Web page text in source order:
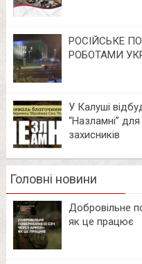
РОСІЙСЬКЕ
РОБОТАМИ
У Калуші
“Назламні”
захисників
Головні новини
Добровільне
як це працює